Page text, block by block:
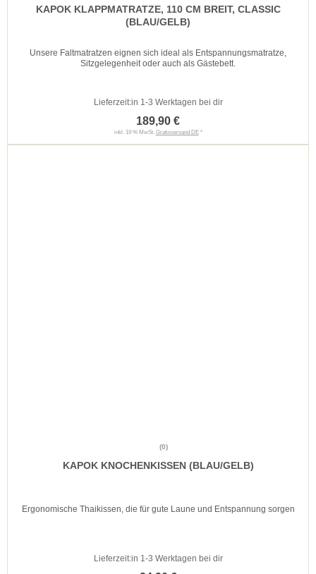
KAPOK KLAPPMATRATZE, 110 CM BREIT, CLASSIC
(BLAU/GELB)
Unsere Faltmatratzen eignen sich ideal als Entspannungsmatratze,
Sitzgelegenheit oder auch als Gästebett.
Lieferzeit:in 1-3 Werktagen bei dir
189,90 €
inkl. 19 % MwSt. Gratisversand DE*
(0)
KAPOK KNOCHENKISSEN (BLAU/GELB)
Ergonomische Thaikissen, die für gute Laune und Entspannung sorgen
Lieferzeit:in 1-3 Werktagen bei dir